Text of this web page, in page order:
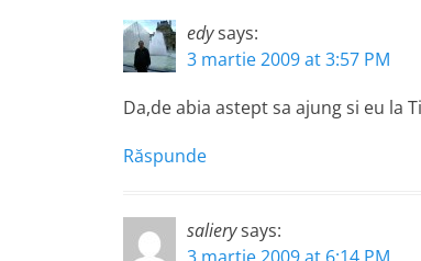
edysays:
3 martie 2009 at 3:57 PM
Da,de abia astept sa ajung si eu la
Răspunde
salierysays: